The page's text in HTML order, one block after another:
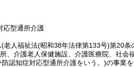
応型通所介護
(老人福祉法(昭和38年法律第133号)第20条
、介護老人保健施設、介護医療院、社会
認知症対応型通所介護をいう。)の事業